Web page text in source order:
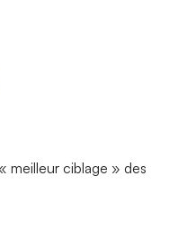
meilleur ciblage » des